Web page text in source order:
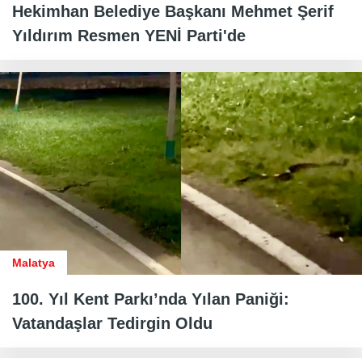
Hekimhan Belediye Başkanı Mehmet Şerif
Yıldırım Resmen YENİ Parti'de
Malatya
100. Yıl Kent Parkı’nda Yılan Paniği:
Vatandaşlar Tedirgin Oldu